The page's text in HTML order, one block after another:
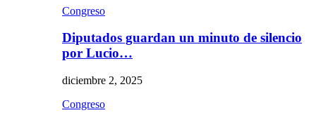
Congreso
Diputados guardan un minuto de silencio
por Lucio…
diciembre 2, 2025
Congreso